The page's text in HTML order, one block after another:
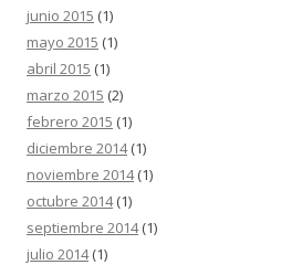
junio 2015 (1)
mayo 2015 (1)
abril 2015 (1)
marzo 2015 (2)
febrero 2015 (1)
diciembre 2014(1)
noviembre 2014(1)
octubre 2014(1)
septiembre 2014(1)
julio 2014(1)